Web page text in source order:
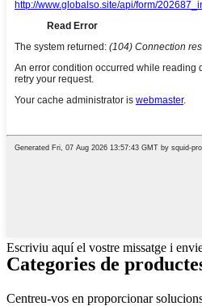
Escriviu aquí el vostre missatge i
Categories de
Centreu-vos en proporcionar